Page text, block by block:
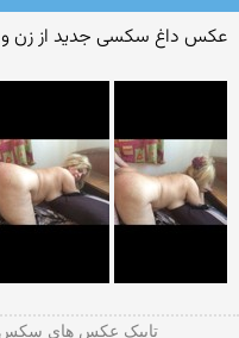
عکس داغ سکسی جدید از زن و
تاپیک عکس های